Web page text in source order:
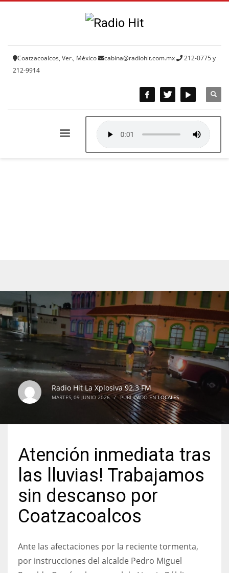
Coatzacoalcos, Ver., México cabina@radiohit.com.mx
212-0775 y
212-9914
Radio Hit La Xplosiva 92.3 FM
MARTES, 09 JUNIO 2026 / PUBLICADO ENLOCALES
Atención inmediata tras
las lluvias! Trabajamos
sin descanso por
Coatzacoalcos
Ante las afectaciones por la reciente tormenta,
por instrucciones del alcalde Pedro Miguel